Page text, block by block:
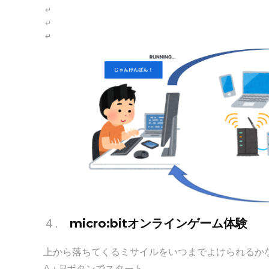
４. micro:bitオンラインゲーム体験
上から落ちてくるミサイルをいつまでよけられるか